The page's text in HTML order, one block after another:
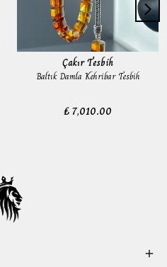
Çakır Tesbih
Baltık Damla Kehribar Tesbih
₺ 7,010.00